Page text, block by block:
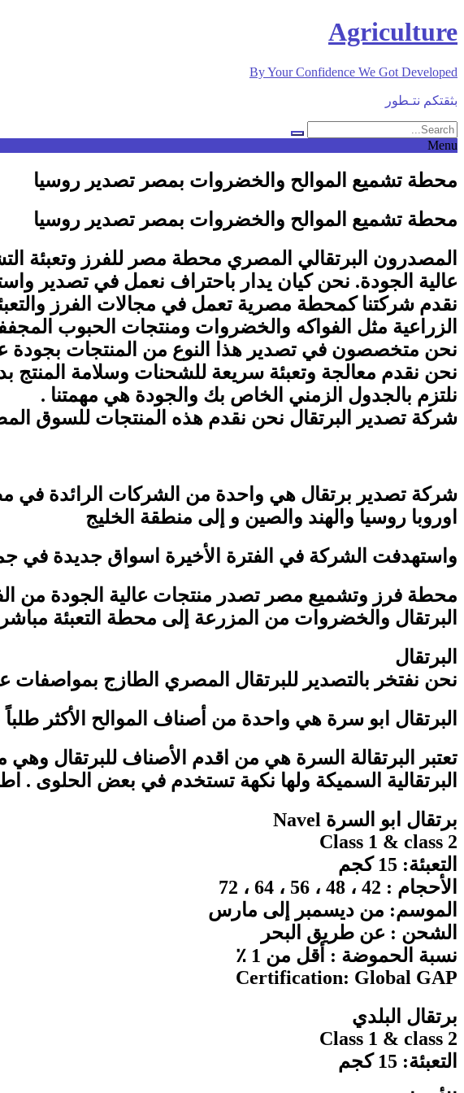
to
Agriculture
By Your Confidence We Got Developed
بثقتكم نتـطور
Menu
محطة تشميع الموالح والخضروات بمصر تصدير روسيا
محطة تشميع الموالح والخضروات بمصر تصدير روسيا
المصدرون البرتقالي المصري محطة مصر للفرز وتعبئة
عالية الجودة. نحن كيان يدار باحتراف نعمل في تصدير
نقدم شركتنا كمحطة مصرية تعمل في مجالات الفرز
الزراعية مثل الفواكه والخضروات ومنتجات الحبوب
نحن متخصصون في تصدير هذا النوع من المنتجات بجودة
نحن نقدم معالجة وتعبئة سريعة للشحنات وسلامة
نلتزم بالجدول الزمني الخاص بك والجودة هي مهمتنا .
شركة تصدير البرتقال نحن نقدم هذه المنتجات للسوق
شركة تصدير برتقال هي واحدة من الشركات الرائدة في
اوروبا روسيا والهند والصين و إلى منطقة الخليج
واستهدفت الشركة في الفترة الأخيرة اسواق جديدة في
محطة فرز وتشميع مصر تصدر منتجات عالية الجودة من
البرتقال والخضروات من المزرعة إلى محطة التعبئة
البرتقال
نحن نفتخر بالتصدير للبرتقال المصري الطازج بمواصفات
البرتقال ابو سرة هي واحدة من أصناف الموالح الأكثر
تعتبر البرتقالة السرة هي من اقدم الأصناف للبرتقال وهي
البرتقالية السميكة ولها نكهة تستخدم في بعض الحلوى
برتقال ابو السرة Navel
Class 1 & class 2
التعبئة: 15 كجم
الأحجام : 42 ، 48 ، 56 ، 64 ، 72
الموسم: من ديسمبر إلى مارس
الشحن : عن طريق البحر
نسبة الحموضة : أقل من 1 ٪
Certification: Global GAP
برتقال البلدي
Class 1 & class 2
التعبئة: 15 كجم